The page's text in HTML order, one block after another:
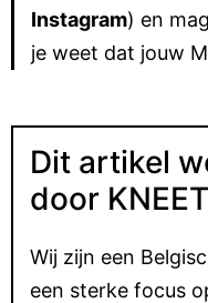
Instagram) en
je weet dat jouw
Dit artikel
door
Wij zijn een
een sterke focus